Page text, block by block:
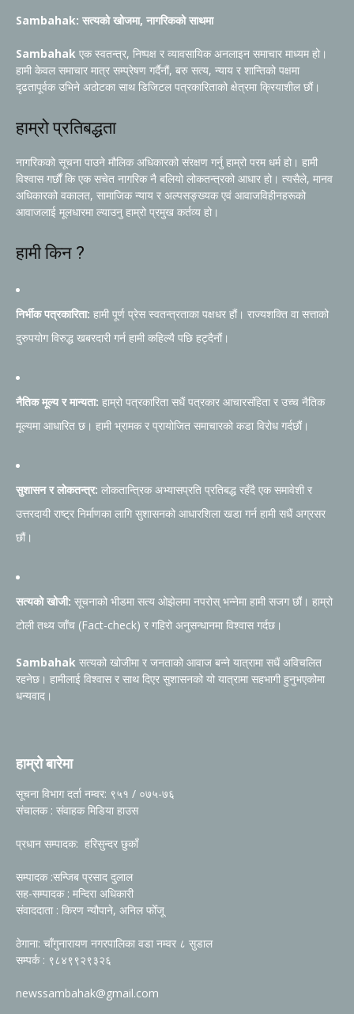
Sambahak: सत्यको खोजमा, नागरिकको साथमा
Sambahak एक स्वतन्त्र, निष्पक्ष र व्यावसायिक अनलाइन समाचार माध्यम हो।
हामी केवल समाचार मात्र सम्प्रेषण गर्दैनौं, बरु सत्य, न्याय र शान्तिको पक्षमा
दृढतापूर्वक उभिने अठोटका साथ डिजिटल पत्रकारिताको क्षेत्रमा क्रियाशील छौं।
हाम्रो प्रतिबद्धता
नागरिकको सूचना पाउने मौलिक अधिकारको संरक्षण गर्नु हाम्रो परम धर्म हो। हामी
विश्वास गर्छौं कि एक सचेत नागरिक नै बलियो लोकतन्त्रको आधार हो। त्यसैले, मानव
अधिकारको वकालत, सामाजिक न्याय र अल्पसङ्ख्यक एवं आवाजविहीनहरूको
आवाजलाई मूलधारमा ल्याउनु हाम्रो प्रमुख कर्तव्य हो।
हामी किन ?
निर्भीक पत्रकारिता: हामी पूर्ण प्रेस स्वतन्त्रताका पक्षधर हौं। राज्यशक्ति वा सत्ताको
दुरुपयोग विरुद्ध खबरदारी गर्न हामी कहिल्यै पछि हट्दैनौं।
नैतिक मूल्य र मान्यता: हाम्रो पत्रकारिता सधैं पत्रकार आचारसंहिता र उच्च नैतिक
मूल्यमा आधारित छ। हामी भ्रामक र प्रायोजित समाचारको कडा विरोध गर्दछौं।
सुशासन र लोकतन्त्र: लोकतान्त्रिक अभ्यासप्रति प्रतिबद्ध रहँदै एक समावेशी र
उत्तरदायी राष्ट्र निर्माणका लागि सुशासनको आधारशिला खडा गर्न हामी सधैं अग्रसर
छौं।
सत्यको खोजी: सूचनाको भीडमा सत्य ओझेलमा नपरोस् भन्नेमा हामी सजग छौं। हाम्रो
टोली तथ्य जाँच (Fact-check) र गहिरो अनुसन्धानमा विश्वास गर्दछ।
Sambahak सत्यको खोजीमा र जनताको आवाज बन्ने यात्रामा सधैं अविचलित
रहनेछ। हामीलाई विश्वास र साथ दिएर सुशासनको यो यात्रामा सहभागी हुनुभएकोमा
धन्यवाद।
हाम्रो बारेमा
सूचना विभाग दर्ता नम्वर: ९५१ / ०७५-७६
संचालक : संवाहक मिडिया हाउस
प्रधान सम्पादक: हरिसुन्दर छुकाँ
सम्पादक :सन्जिब प्रसाद दुलाल
सह-सम्पादक : मन्दिरा अधिकारी
संवाददाता : किरण न्यौपाने, अनिल फोँजू
ठेगाना: चाँगुनारायण नगरपालिका वडा नम्वर ८ सुडाल
सम्पर्क : ९८४९९२९३२६
newssambahak@gmail.com